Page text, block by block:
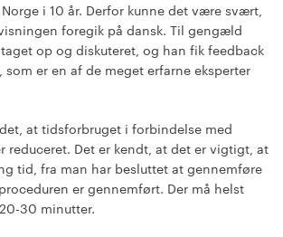
i 10 år. Derfor kunne det være svært,
foregik på dansk. Til gengæld
op og diskuteret, og han fik feedback
som er en af de meget erfarne eksperter
at tidsforbruget i forbindelse med
reduceret. Det er kendt, at det er vigtigt, at
tid, fra man har besluttet at gennemføre
er gennemført. Der må helst
30 minutter.